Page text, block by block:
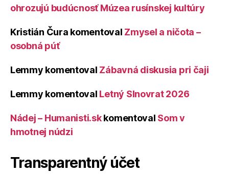
ohrozujú budúcnosť Múzea rusínskej kultúry
Kristián Čura komentoval Zmysel a ničota –
osobná púť
Lemmy komentoval Zábavná diskusia pri čaji
Lemmy komentoval Letný Slnovrat 2026
Nádej – Humanisti.skkomentoval Som v
hmotnej núdzi
Transparentný účet